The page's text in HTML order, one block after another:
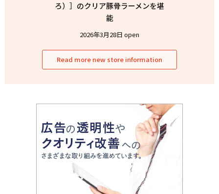
ろ）］のクリア豚骨ラーメンを堪
能
2026年3月28日 open
Read more new store information